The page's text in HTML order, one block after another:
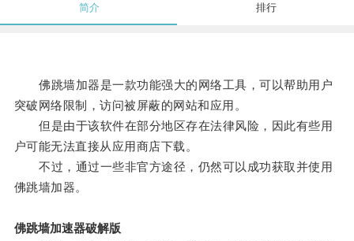
简介 排行
佛跳墙加器是一款功能强大的网络工具，可以帮助用户
突破网络限制，访问被屏蔽的网站和应用。
但是由于该软件在部分地区存在法律风险，因此有些用
户可能无法直接从应用商店下载。
不过，通过一些非官方途径，仍然可以成功获取并使用
佛跳墙加器。
佛跳墙加速器破解版